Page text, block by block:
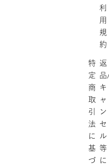
利
用
規
約
特
定
商
取
引
法
に
基
づ
返
キ
ャ
ン
セ
ル
等
に